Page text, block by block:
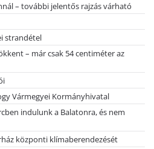
– további jelentős rajzás várható
strandétel
– már csak 54 centiméter az
Vármegyei Kormányhivatal
indulunk a Balatonra, és nem
központi klímaberendezését